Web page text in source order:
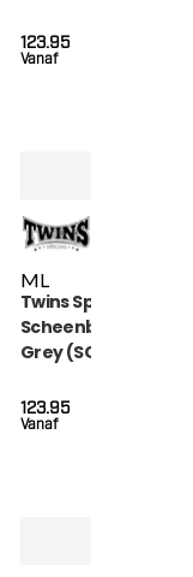
Vanaf
123.95
ML
Twins Special
Scheenbeschermers
Grey (SGL 7 GREY)
Vanaf
123.95